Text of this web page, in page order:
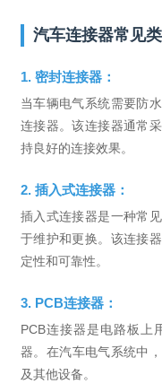
汽车连接器常见
1. 密封连接器：
当车辆电气系统需要防水、防尘和防潮要求时，通常会使用密封
连接器。该连接器通常
持良好的连接效果。
2. 插入式连接器：
插入式连接器是一种常见的汽车连接器，采用插拔式连接方式便
于维护和更换。该连接
定性和可靠性。
3. PCB连接器：
PCB连接器是电路板上用于连接电子设备与电路板电路的连接
器。在汽车电气系统中
及其他设备。